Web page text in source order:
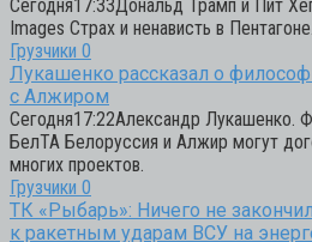
Сегодня17:33Дональд Трамп и Пит
Images Страх и ненависть в
Грузчики 0
Лукашенко рассказал о
с Алжиром
Сегодня17:22Александр Лукашенко.
БелТА Белоруссия и Алжир могут
многих проектов.
Грузчики 0
ТК «Рыбарь»: Ничего не
к ракетным ударам ВСУ на